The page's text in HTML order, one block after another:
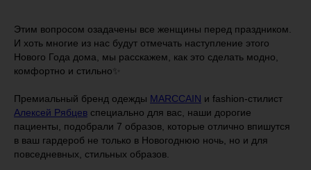
Этим вопросом озадачены все женщины перед праздником.
И хоть многие из нас будут отмечать наступление этого
Нового Года дома, мы расскажем, как это сделать модно,
комфортно и стильно✨
Премиальный бренд одежды MARCCAIN и fashion-стилист
Алексей Рябцев специально для вас, наши дорогие
пациенты, подобрали 7 образов, которые отлично впишутся
в ваш гардероб не только в Новогоднюю ночь, но и для
повседневных, стильных образов.